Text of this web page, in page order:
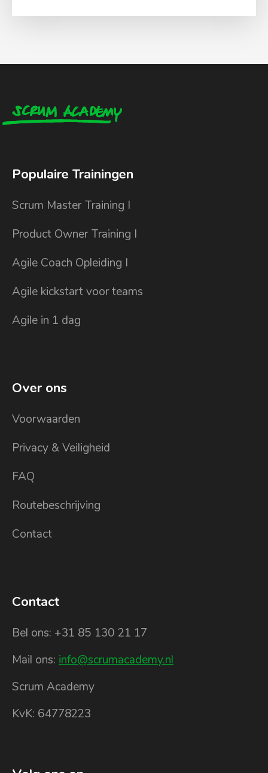
Populaire Trainingen
Scrum Master Training I
Product Owner Training I
Agile Coach Opleiding I
Agile kickstart voor teams
Agile in 1 dag
Over ons
Voorwaarden
Privacy & Veiligheid
FAQ
Routebeschrijving
Contact
Contact
Bel ons: +31 85 130 21 17
Mail ons: info@scrumacademy.nl
Scrum Academy
KvK: 64778223